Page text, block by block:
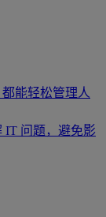
能轻松管理人
IT 问题，避免影